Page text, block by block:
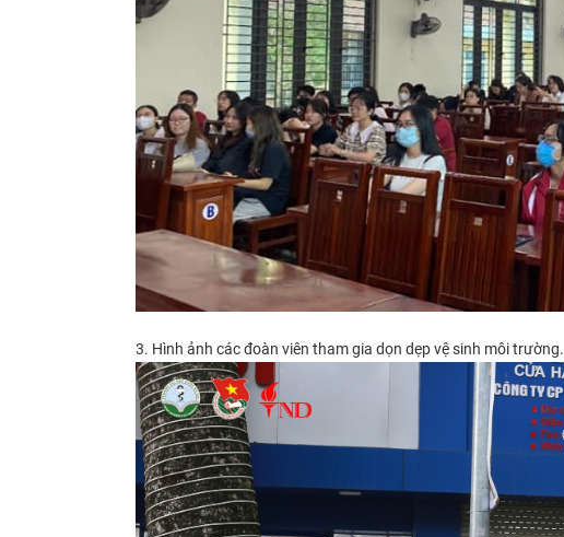
3. Hình ảnh các đoàn viên tham gia dọn dẹp vệ sinh môi trường.